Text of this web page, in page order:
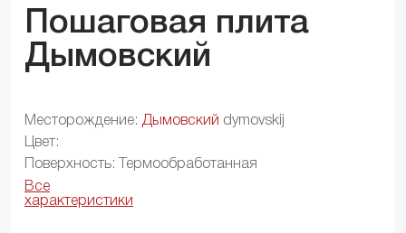
Пошаговая плита
Дымовский
Месторождение: Дымовский dymovskij
Цвет:
Поверхность: Термообработанная
Все
характеристики